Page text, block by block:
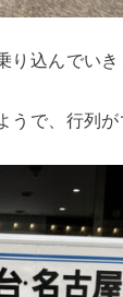
り込んでいき
うで、行列